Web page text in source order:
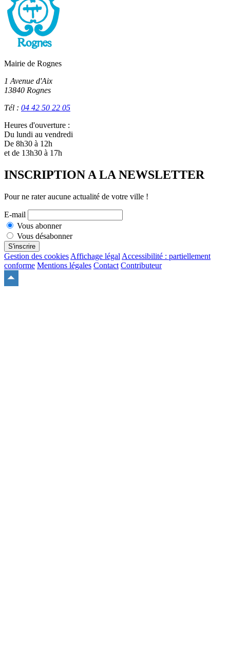
Mairie de Rognes
1 Avenue d'Aix
13840 Rognes
Tél : 04 42 50 22 05
Heures d'ouverture :
Du lundi au vendredi
De 8h30 à 12h
et de 13h30 à 17h
INSCRIPTION A LA NEWSLETTER
Pour ne rater aucune actualité de votre ville !
E-mail
Vous abonner
Vous désabonner
S'inscrire
Gestion des cookies Affichage légal Accessibilité : partiellement
conforme Mentions légales Contact Contributeur